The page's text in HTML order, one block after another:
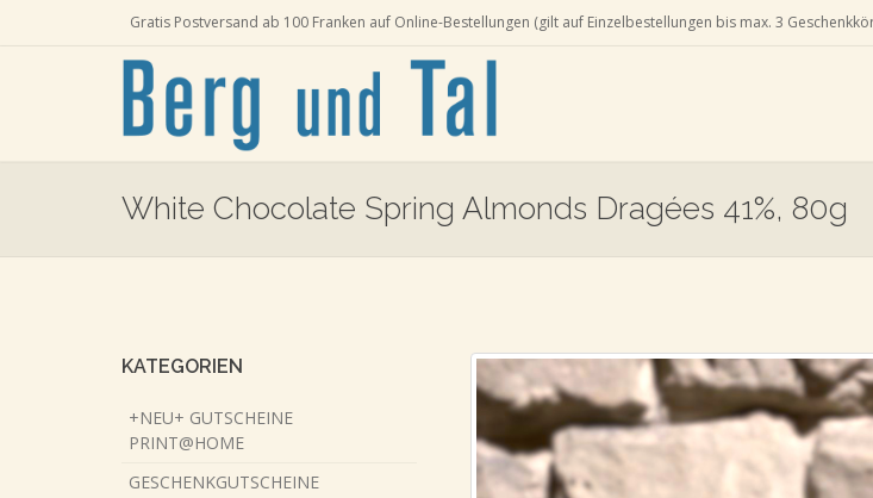
Gratis Postversand ab 100 Franken auf Online-Bestellungen (gilt auf Einzelbestellungen bis max. 3
White Chocolate Spring Almonds Dragées 41%, 80g
KATEGORIEN
+NEU+ GUTSCHEINE
PRINT@HOME
GESCHENKGUTSCHEINE